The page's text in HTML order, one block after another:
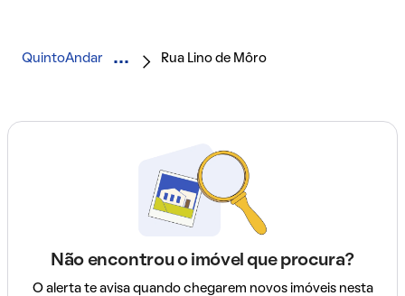
QuintoAndar Rua Lino de Môro
Não encontrou o imóvel que procura?
O alerta te avisa quando chegarem novos imóveis nesta